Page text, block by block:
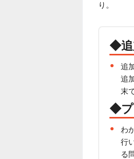
り。
◆追
追
追
末
◆プ
わ
行
る